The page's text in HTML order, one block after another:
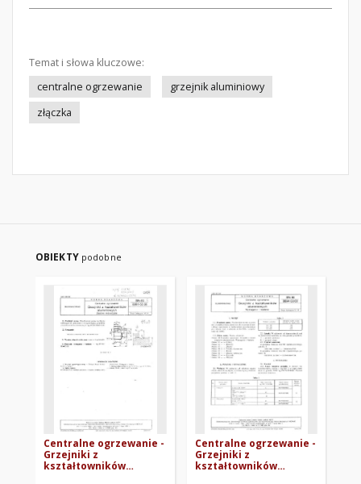
Temat i słowa kluczowe:
centralne ogrzewanie
grzejnik aluminiowy
złączka
OBIEKTY podobne
Centralne ogrzewanie -
Grzejniki z
kształtowników
Centralne ogrzewanie -
Grzejniki z
kształtowników